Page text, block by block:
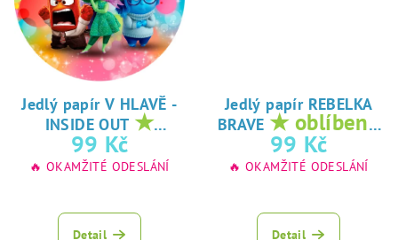
Jedlý papír V HLAVĚ -
INSIDE OUT ★
oblíbený tisk na
jedlý papír
99 Kč
🔥 OKAMŽITÉ ODESLÁNÍ
Detail
Jedlý papír REBELKA
BRAVE ★ oblíbený
tisk na jedlý
papír
99 Kč
🔥 OKAMŽITÉ ODESLÁNÍ
Detail